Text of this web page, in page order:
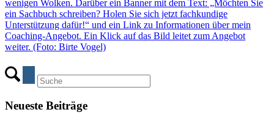
Neueste Beiträge